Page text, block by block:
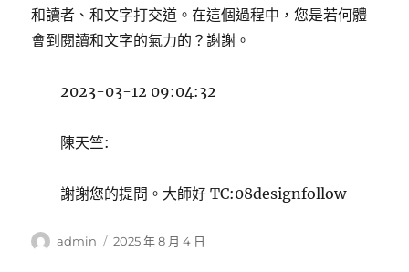
和讀者、和文字打交道。在這個過程中，您是若何體
會到閱讀和文字的氣力的？謝謝。
2023-03-12 09:04:32
陳天竺:
謝謝您的提問。大師好 TC:08designfollow
作
admin
發
2025 年 8 月 4 日